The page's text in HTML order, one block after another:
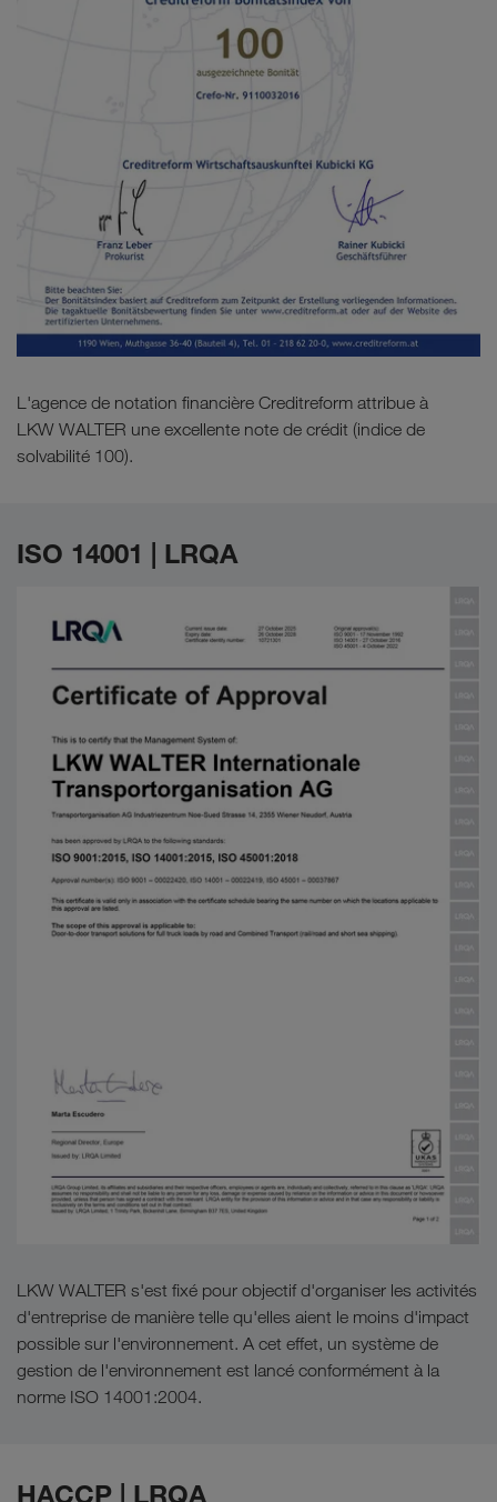
L'agence de notation financière Creditreform attribue à
LKW WALTER une excellente note de crédit (indice de
solvabilité 100).
ISO 14001 | LRQA
LKW WALTER s'est fixé pour objectif d'organiser les activités
d'entreprise de manière telle qu'elles aient le moins d'impact
possible sur l'environnement. A cet effet, un système de
gestion de l'environnement est lancé conformément à la
norme ISO 14001:2004.
HACCP | LRQA